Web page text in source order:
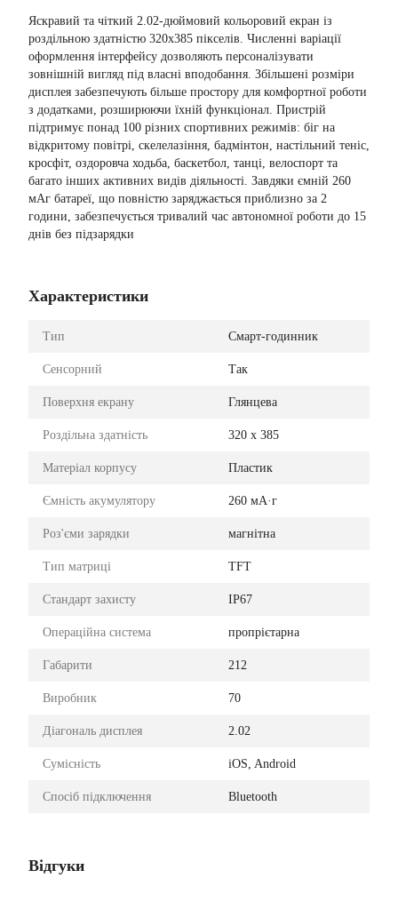
Яскравий та чіткий 2.02-дюймовий кольоровий екран із
роздільною здатністю 320х385 пікселів. Численні варіації
оформлення інтерфейсу дозволяють персоналізувати
зовнішній вигляд під власні вподобання. Збільшені розміри
дисплея забезпечують більше простору для комфортної роботи
з додатками, розширюючи їхній функціонал. Пристрій
підтримує понад 100 різних спортивних режимів: біг на
відкритому повітрі, скелелазіння, бадмінтон, настільний теніс,
кросфіт, оздоровча ходьба, баскетбол, танці, велоспорт та
багато інших активних видів діяльності. Завдяки ємній 260
мАг батареї, що повністю заряджається приблизно за 2
години, забезпечується тривалий час автономної роботи до 15
днів без підзарядки
Характеристики
Тип Смарт-годинник
Сенсорний Так
Поверхня екрану Глянцева
Роздільна здатність 320 х 385
Матеріал корпусу Пластик
Ємність акумулятору 260 мА·г
Роз'єми зарядки магнітна
Тип матриці TFT
Стандарт захисту IP67
Операційна система пропрієтарна
Габарити 212
Виробник 70
Діагональ дисплея 2.02
Сумісність iOS, Android
Спосіб підключення Bluetooth
Відгуки